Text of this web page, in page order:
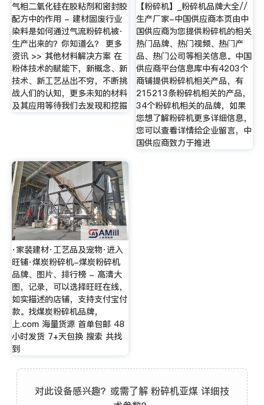
气相二氧化硅在胶粘剂和密封胶
配方中的作用 - 建材固废行业
染料是如何通过气流粉碎机被·
生产出来的？你知道么？ 更多
资讯 >> 其他材料解决方案 在
粉体技术的赋能下，新概念、新
技术、新工艺丛出不穷，不断挑
战人们的认知，更多未知的材料
及其应用等待我们去发现和挖掘
【粉碎机】_粉碎机品牌大全//
生产厂家-中国供应商本页由中
国供应商为您提供粉碎机的相关
热门品牌、热门视频、热门产
品、热门公司等相关信息。中国
供应商平台信息库中有4203个
商铺提供粉碎机相关产品，有
215213条粉碎机相关的产品，
34个粉碎机相关的品牌，如果
您想了解粉碎机更多详细信息，
您可以查看详情给企业留言，中
国供应商致力于推进
·家装建材·工艺品及宠物·进入
旺铺·煤炭粉碎机-煤炭粉碎机
品牌、图片、排行榜 - 高清大
图，记录，可以选择旺旺在线，
如实描述的店铺，支持支付宝付
款。找煤炭粉碎机品牌，
上.com 海量货源 首单包邮 48
小时发货 7+天包换 搜索 共找
到
对此设备感兴趣？或需了解 粉碎机亚煤 详细技